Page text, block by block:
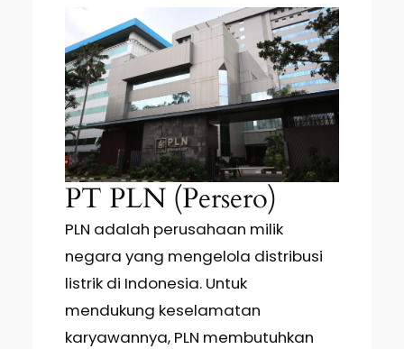
PT PLN (Persero)
PLN adalah perusahaan milik
negara yang mengelola distribusi
listrik di Indonesia. Untuk
mendukung keselamatan
karyawannya, PLN membutuhkan